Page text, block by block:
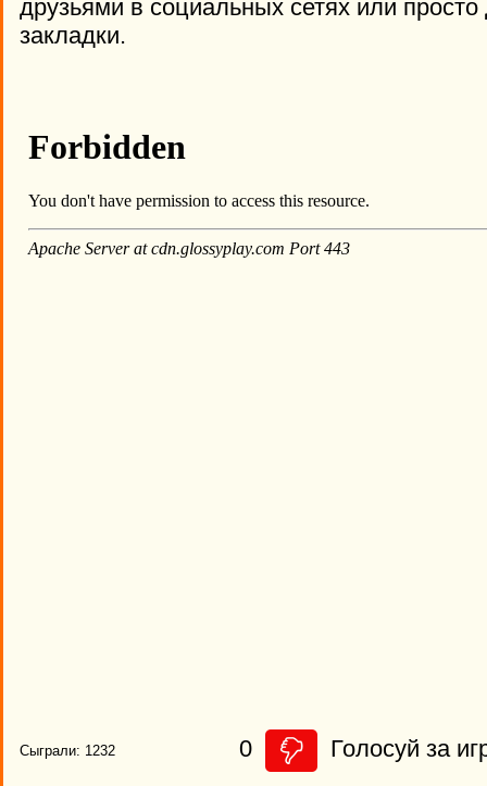
друзьями в социальных сетях или просто
закладки.
Сыграли: 1232 0 Голосуй за